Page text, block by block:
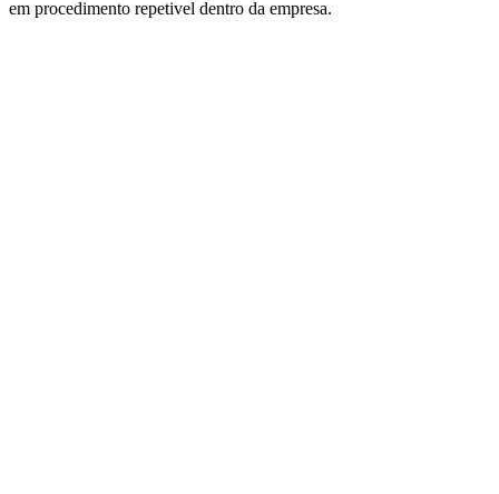
em procedimento repetivel dentro da empresa.